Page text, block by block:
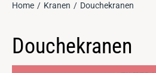
Je bent hier:
Home Kranen Douchekranen
Douchekranen